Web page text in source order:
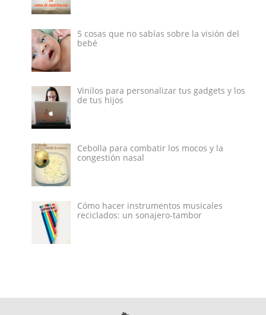
5 cosas que no sabías sobre la visión del
bebé
Vinilos para personalizar tus gadgets y los
de tus hijos
Cebolla para combatir los mocos y la
congestión nasal
Cómo hacer instrumentos musicales
reciclados: un sonajero-tambor